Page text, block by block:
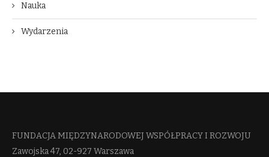
Nauka
Wydarzenia
FUNDACJA MIĘDZYNARODOWEJ WSPÓŁPRACY I ROZWOJU​
Zawojska 47, 02-927 Warszawa